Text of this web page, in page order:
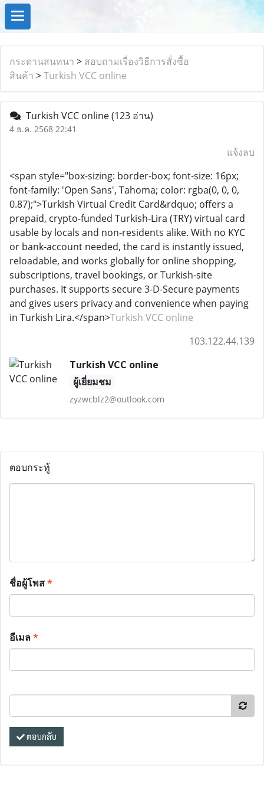
กระดานสนทนา > สอบถามเรื่องวิธีการสั่งซื้อ
สินค้า >Turkish VCC online
Turkish VCC online(123 อ่าน)
4 ธ.ค. 2568 22:41
แจ้งลบ
<span style="box-sizing: border-box; font-size: 16px;
font-family: 'Open Sans', Tahoma; color: rgba(0, 0, 0,
0.87);">Turkish Virtual Credit Card&rdquo; offers a
prepaid, crypto-funded Turkish-Lira (TRY) virtual card
usable by locals and non-residents alike. With no KYC
or bank-account needed, the card is instantly issued,
reloadable, and works globally for online shopping,
subscriptions, travel bookings, or Turkish-site
purchases. It supports secure 3-D-Secure payments
and gives users privacy and convenience when paying
in Turkish Lira.</span>Turkish VCC online
103.122.44.139
Turkish VCC online
ผู้เยี่ยมชม
zyzwcblz2@outlook.com
ตอบกระทู้
ชื่อผู้โพส*
อีเมล*
ตอบกลับ